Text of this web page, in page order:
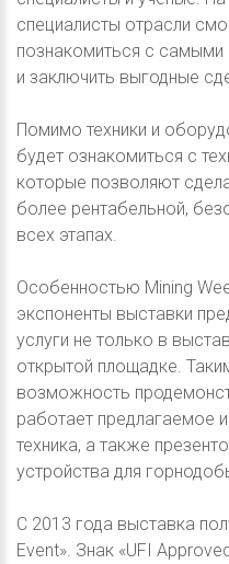
специалисты отрасли
познакомиться с
и заключить выгодные
Помимо техники и
будет ознакомиться с
которые позволяют
более рентабельной,
всех этапах.
Особенностью Mining
экспоненты выставки
услуги не только в
открытой площадке.
возможность
работает предлагаемое
техника, а также
устройства для
С 2013 года выставка
Event». Знак «UFI